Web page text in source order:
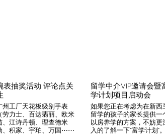
表抽奖活动 评论点关
州工厂天花板级别手表
（劳力士、百达翡丽、欧米
、江诗丹顿、理查德米
、积家、宇珀、万国⋯⋯
留学中介VIP邀请会暨
学计划项目启动会
如果您正在考虑为在新西
留学的孩子的家长提供一
以房养学的方案，不妨更
入的了解一下“富学计划”